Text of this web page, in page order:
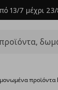
13/7 μέχρι
προϊόντα